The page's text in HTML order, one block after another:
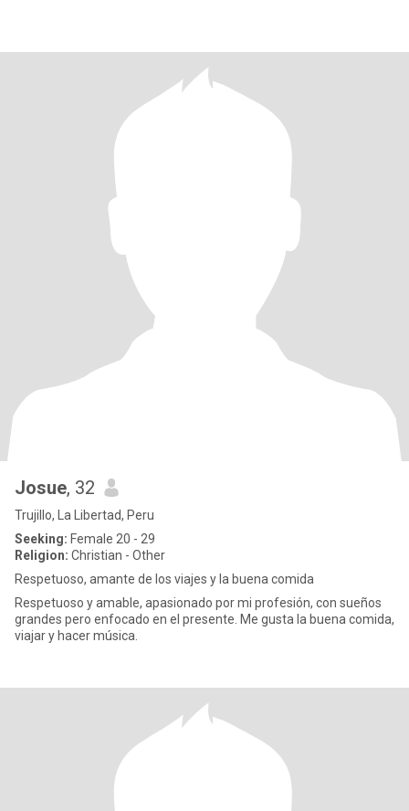
Josue, 32
Trujillo, La Libertad, Peru
Seeking: Female 20 - 29
Religion: Christian - Other
Respetuoso, amante de los viajes y la buena comida
Respetuoso y amable, apasionado por mi profesión, con sueños
grandes pero enfocado en el presente. Me gusta la buena comida,
viajar y hacer música.